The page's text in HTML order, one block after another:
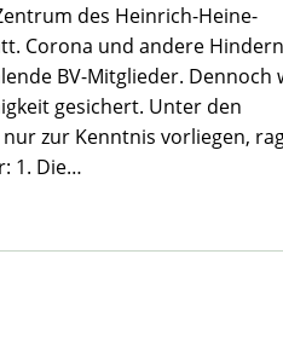
des Heinrich-Heine-
Corona und andere
BV-Mitglieder. Dennoch
gesichert. Unter den
zur Kenntnis vorliegen,
1. Die…